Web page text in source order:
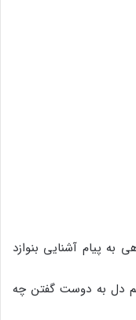
پیام آشنایى بنوازد
دل به دوست گفتن چه